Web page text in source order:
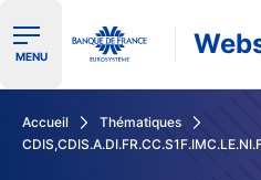
Ouvrir le menu de
MENU
Accueil
Thématiques